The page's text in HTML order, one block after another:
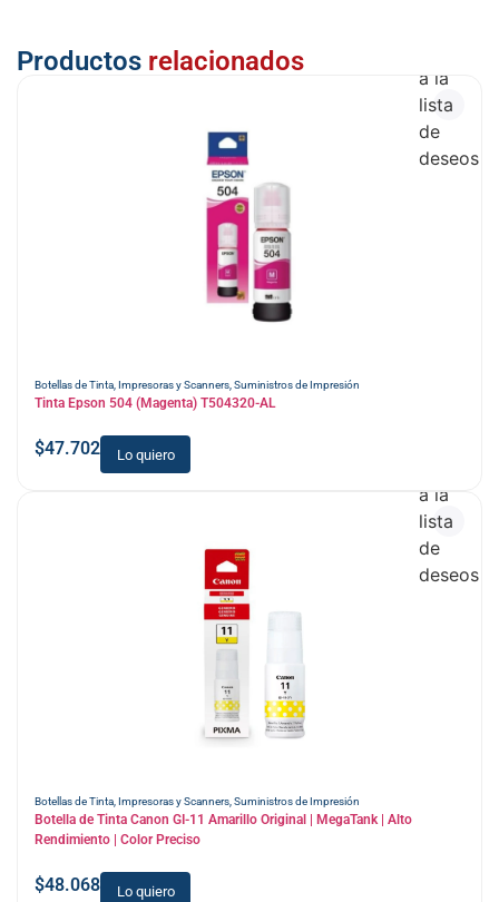
Productos relacionados
Botellas de Tinta, Impresoras y Scanners,Suministros de Impresión
Tinta Epson 504 (Magenta) T504320-AL
$47.702 Lo quiero
a la
lista
de
deseos
Botellas de Tinta, Impresoras y Scanners,Suministros de Impresión
Botella de Tinta Canon GI-11 Amarillo Original | MegaTank | Alto
Rendimiento | Color Preciso
$48.068 Lo quiero
a la
lista
de
deseos